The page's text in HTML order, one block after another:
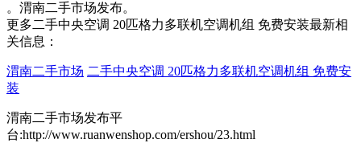
。渭南二手市场发布。
更多二手中央空调 20匹格力多联机空调机组 免费安装最新相
关信息：
渭南二手市场 二手中央空调 20匹格力多联机空调机组 免费安
装
渭南二手市场发布平
台:http://www.ruanwenshop.com/ershou/23.html